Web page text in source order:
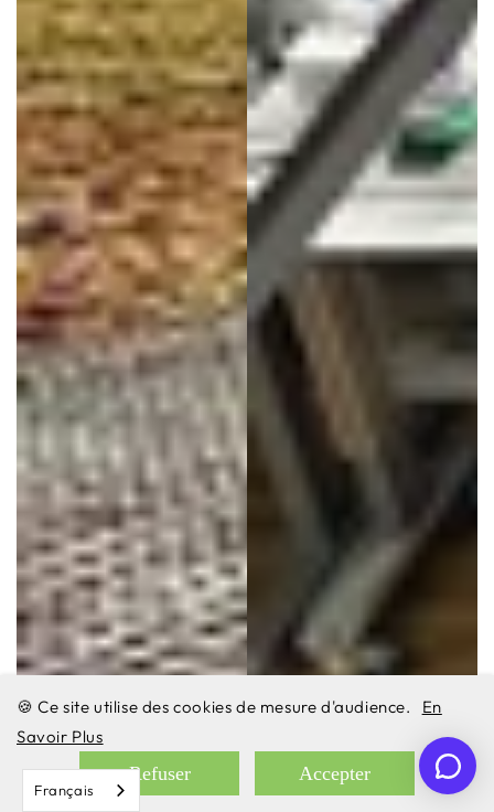
🍪 Ce site utilise des cookies de mesure d'audience.
En
Savoir Plus
Refuser Accepter
Français